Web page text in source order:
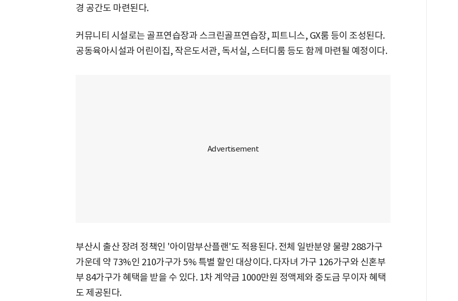
경 공간도 마련된다.
커뮤니티 시설로는 골프연습장과 스크린골프연습장, 피트니스, GX룸 등이 조성된다.
공동육아시설과 어린이집, 작은도서관, 독서실, 스터디룸 등도 함께 마련될 예정이다.
부산시 출산 장려 정책인 '아이맘부산플랜'도 적용된다. 전체 일반분양 물량 288가구
가운데 약 73%인 210가구가 5% 특별 할인 대상이다. 다자녀 가구 126가구와 신혼부
부 84가구가 혜택을 받을 수 있다. 1차 계약금 1000만원 정액제와 중도금 무이자 혜택
도 제공된다.